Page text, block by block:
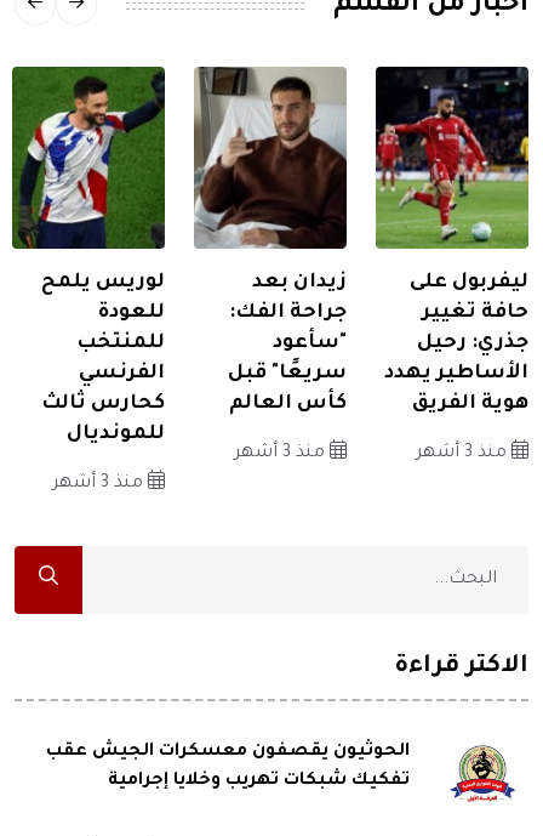
اخبار من القسم
ليفربول على
حافة تغيير
جذري: رحيل
الأساطير يهدد
هوية الفريق
منذ 3 أشهر
زيدان بعد
جراحة الفك:
"سأعود
سريعًا" قبل
كأس العالم
منذ 3 أشهر
لوريس يلمح
للعودة
للمنتخب
الفرنسي
كحارس ثالث
للمونديال
منذ 3 أشهر
الاكثر قراءة
الحوثيون يقصفون معسكرات الجيش عقب
تفكيك شبكات تهريب وخلايا إجرامية